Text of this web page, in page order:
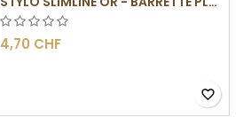
4,70 CHF
favorite_border